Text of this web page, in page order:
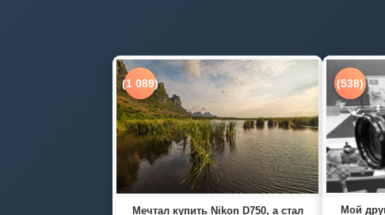
(1 089)
Мечтал купить Nikon D750, а стал
(538)
Мой